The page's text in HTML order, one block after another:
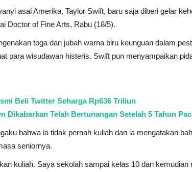
asal Amerika, Taylor Swift, baru saja diberi gelar
Doctor of Fine Arts, Rabu (18/5).
toga dan jubah warna biru keunguan dalam
para wisudawan histeris. Swift pun menyampaikan
Beli Twitter Seharga Rp636 Triliun
Dikabarkan Telah Bertunangan Setelah 5 Tahun
bahwa ia tidak pernah kuliah dan ia mengatakan
seniornya.
kuliah. Saya sekolah sampai kelas 10 dan kemudian